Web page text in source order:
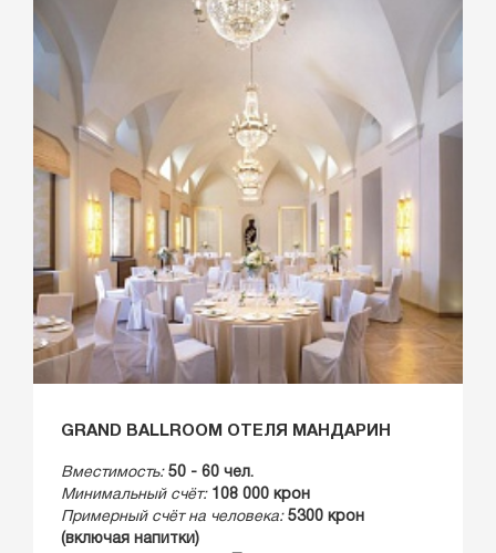
GRAND BALLROOM ОТЕЛЯ МАНДАРИН
Вместимость: 50 - 60 чел.
Минимальный счёт: 108 000 крон
Примерный счёт на человека: 5300 крон
(включая напитки)